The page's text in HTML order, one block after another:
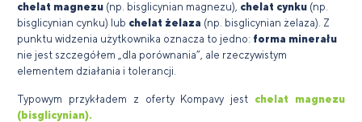
chelat magnezu (np. bisglicynian magnezu), chelat cynku (np.
bisglicynian cynku) lub chelat żelaza (np. bisglicynian żelaza). Z
punktu widzenia użytkownika oznacza to jedno: forma minerału
nie jest szczegółem „dla porównania”, ale rzeczywistym
elementem działania i tolerancji.
Typowym przykładem z oferty Kompavy jest chelat magnezu
(bisglicynian).